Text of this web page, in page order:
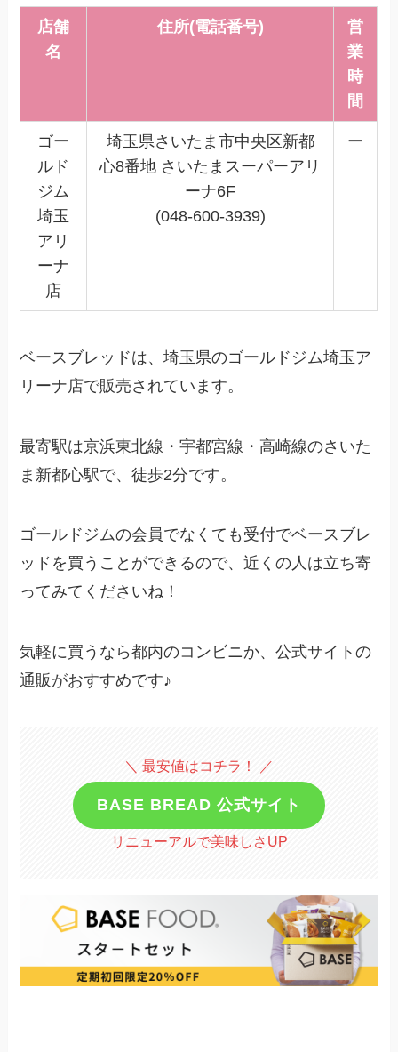
店舗
名
住所(電話番号)
営
業
時
間
ゴー
ルド
ジム
埼玉
アリ
ーナ
店
埼玉県さいたま市中央区新都
心8番地 さいたまスーパーアリ
ーナ6F
(048-600-3939)
ー
ベースブレッドは、埼玉県のゴールドジム埼玉ア
リーナ店で販売されています。
最寄駅は京浜東北線・宇都宮線・高崎線のさいた
ま新都心駅で、徒歩2分です。
ゴールドジムの会員でなくても受付でベースブレ
ッドを買うことができるので、近くの人は立ち寄
ってみてくださいね！
気軽に買うなら都内のコンビニか、公式サイトの
通販がおすすめです♪
＼ 最安値はコチラ！ ／
BASE BREAD 公式サイト
リニューアルで美味しさUP